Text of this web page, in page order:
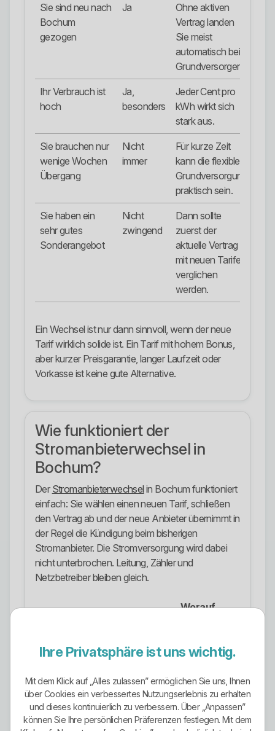
Sie sind neu nach
Bochum
gezogen
Ja
Ohne aktiven
Vertrag landen
Sie meist
automatisch beim
Grundversorger.
Ihr Verbrauch ist
hoch
Ja,
besonders
Jeder Cent pro
kWh wirkt sich
stark aus.
Sie brauchen nur
wenige Wochen
Übergang
Nicht
immer
Für kurze Zeit
kann die flexible
Grundversorgung
praktisch sein.
Sie haben ein
sehr gutes
Sonderangebot
Nicht
zwingend
Dann sollte
zuerst der
aktuelle Vertrag
mit neuen Tarifen
verglichen
werden.
Ein Wechsel ist nur dann sinnvoll, wenn der neue
Tarif wirklich solide ist. Ein Tarif mit hohem Bonus,
aber kurzer Preisgarantie, langer Laufzeit oder
Vorkasse ist keine gute Alternative.
Wie funktioniert der
Stromanbieterwechsel in
Bochum?
Der Stromanbieterwechsel in Bochum funktioniert
einfach: Sie wählen einen neuen Tarif, schließen
den Vertrag ab und der neue Anbieter übernimmt in
der Regel die Kündigung beim bisherigen
Stromanbieter. Die Stromversorgung wird dabei
nicht unterbrochen. Leitung, Zähler und
Netzbetreiber bleiben gleich.
Worauf
1.
prüfen
Jahresverbrauch
aus der
Stromrechnung
übernehmen.
Nicht zu niedrig
2.
Tarife für die
Genaue
Ihre Privatsphäre ist uns wichtig.
Mit dem Klick auf „Alles zulassen” ermöglichen Sie uns, Ihnen
über Cookies ein verbessertes Nutzungserlebnis zu erhalten
und dieses kontinuierlich zu verbessern. Über „Anpassen”
können Sie Ihre persönlichen Präferenzen festlegen. Mit dem